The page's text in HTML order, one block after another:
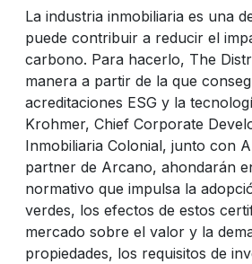
La industria inmobiliaria es una
puede contribuir a reducir el
carbono. Para hacerlo, The
manera a partir de la que
acreditaciones ESG y la
Krohmer, Chief Corporate
Inmobiliaria Colonial, junto con
partner de Arcano, ahondarán
normativo que impulsa la
verdes, los efectos de estos
mercado sobre el valor y la
propiedades, los requisitos de